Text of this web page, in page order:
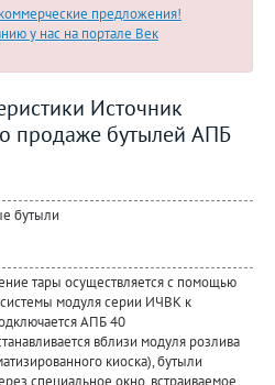
предложения!
у нас на портале Век
Источник
продаже бутылей АПБ
бутыли
тары осуществляется с помощью
модуля серии ИЧВК к
АПБ 40
вблизи модуля розлива
киоска), бутыли
специальное окно, встраиваемое